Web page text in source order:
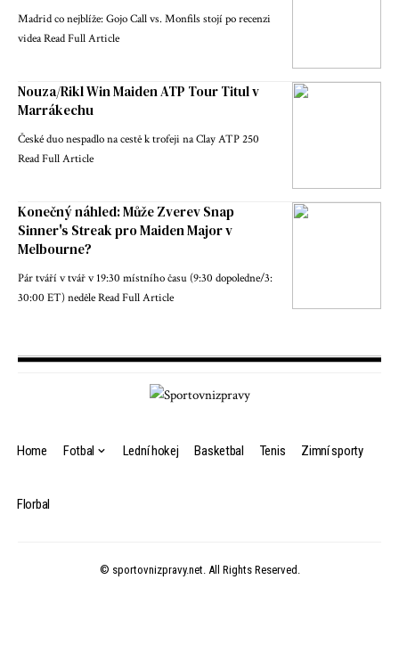
Madrid co nejblíže: Gojo Call vs. Monfils stojí po recenzi
videa Read Full Article
Nouza/Rikl Win Maiden ATP Tour Titul v
Marrákechu
České duo nespadlo na cestě k trofeji na Clay ATP 250
Read Full Article
Konečný náhled: Může Zverev Snap
Sinner's Streak pro Maiden Major v
Melbourne?
Pár tváří v tvář v 19:30 místního času (9:30 dopoledne/3:
30:00 ET) neděle Read Full Article
Home Fotbal Lední hokej Basketbal Tenis Zimní sporty
Florbal
© sportovnizpravy.net. All Rights Reserved.